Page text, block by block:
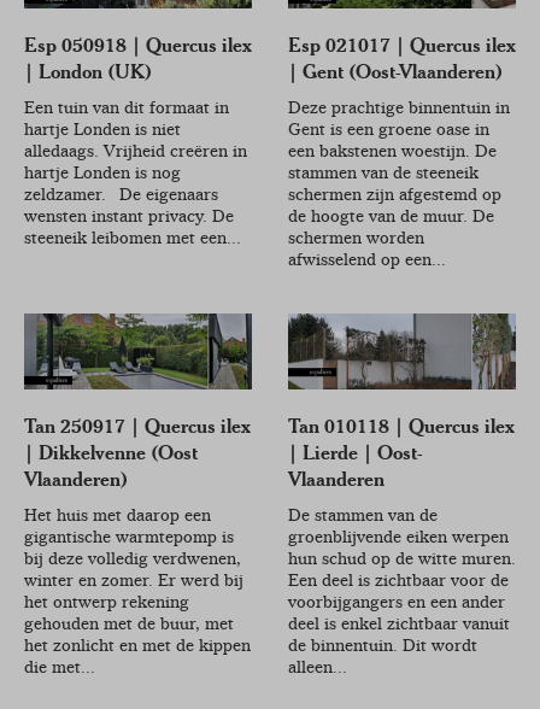
Esp 050918 | Quercus ilex
| London (UK)
Een tuin van dit formaat in
hartje Londen is niet
alledaags. Vrijheid creëren in
hartje Londen is nog
zeldzamer. De eigenaars
wensten instant privacy. De
steeneik leibomen met een...
Esp 021017 | Quercus ilex
| Gent (Oost-Vlaanderen)
Deze prachtige binnentuin in
Gent is een groene oase in
een bakstenen woestijn. De
stammen van de steeneik
schermen zijn afgestemd op
de hoogte van de muur. De
schermen worden
afwisselend op een...
Tan 250917 | Quercus ilex
| Dikkelvenne (Oost
Vlaanderen)
Het huis met daarop een
gigantische warmtepomp is
bij deze volledig verdwenen,
winter en zomer. Er werd bij
het ontwerp rekening
gehouden met de buur, met
het zonlicht en met de kippen
die met...
Tan 010118 | Quercus ilex
| Lierde | Oost-
Vlaanderen
De stammen van de
groenblijvende eiken werpen
hun schud op de witte muren.
Een deel is zichtbaar voor de
voorbijgangers en een ander
deel is enkel zichtbaar vanuit
de binnentuin. Dit wordt
alleen...